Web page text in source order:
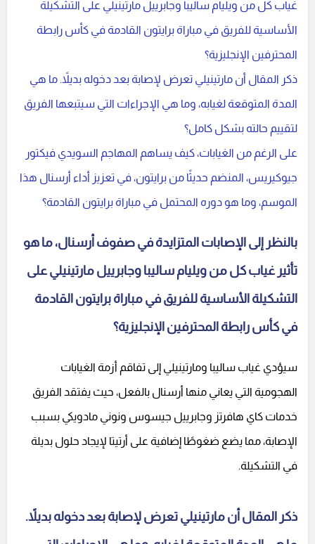
غياب كل من ويليام ساليبا وجابرييل مارتينيلي على التشكيلة
الأساسية للفريق في مباراة برايتون القادمة في كأس رابطة
المحترفين الإنجليزية؟
ذكر المقال أن مارتينيلي تعرض لإصابة بعد دخوله بديلاً. ما هي
المدة المتوقعة لغيابه، وما هي الإجراءات التي سيتبعها الفريق
لتقييم حالته بشكل كامل؟
على الرغم من الغيابات، كيف يساهم المهاجم السويدي فيكتور
جيوكيريس، المنضم حديثًا من برايتون، في تعزيز أداء أرسنال هذا
الموسم، وما هو دوره المحتمل في مباراة برايتون القادمة؟
بالنظر إلى الإصابات المتزايدة في صفوف أرسنال، ما هو
تأثير غياب كل من ويليام ساليبا وجابرييل مارتينيلي على
التشكيلة الأساسية للفريق في مباراة برايتون القادمة
في كأس رابطة المحترفين الإنجليزية؟
سيؤدي غياب ساليبا ومارتينيلي إلى تفاقم أزمة الغيابات
الهجومية التي يعاني منها أرسنال بالفعل، حيث يفتقد الفريق
خدمات كاي هافرتز وجابرييل جيسوس ونوني مادويكي بسبب
الإصابة، مما يضع ضغوطًا إضافية على أرتيتا لإيجاد حلول بديلة
في التشكيلة.
ذكر المقال أن مارتينيلي تعرض لإصابة بعد دخوله بديلاً.